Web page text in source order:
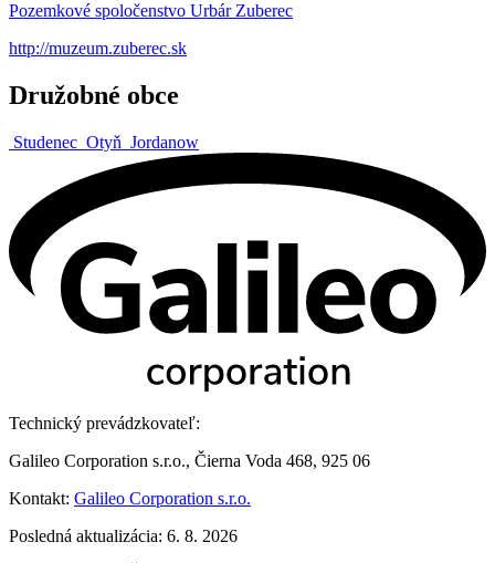
Pozemkové spoločenstvo Urbár Zuberec
http://muzeum.zuberec.sk
Družobné obce
Studenec Otyň Jordanow
Technický prevádzkovateľ:
Galileo Corporation s.r.o., Čierna Voda 468, 925 06
Kontakt: Galileo Corporation s.r.o.
Posledná aktualizácia: 6. 8. 2026